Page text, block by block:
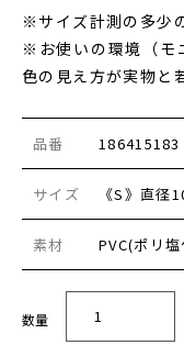
※サイズ計測の多少
※お使いの環境（モ
色の見え方が実物と
品番 186415183
サイズ 《S》直径
素材 PVC(ポリ